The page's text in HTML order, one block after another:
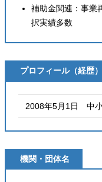
補助金関連：事業
択実績多数
プロフィール（経歴）
2008年5月1日 中
機関・団体名